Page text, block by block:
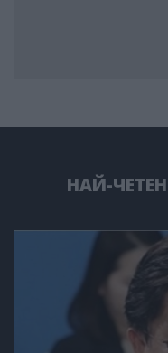
НАЙ-